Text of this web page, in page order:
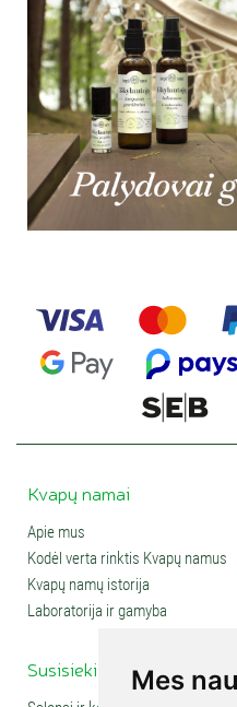
Mes
Kvapų namai
Apie mus
Kodėl verta rinktis Kvapų namus
Kvapų namų istorija
Laboratorija ir gamyba
Susisiekite